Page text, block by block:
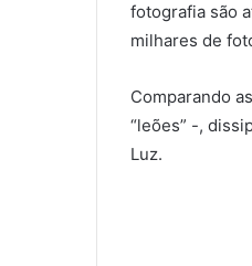
fotografia são
milhares de
Comparando
“leões” -,
Luz.